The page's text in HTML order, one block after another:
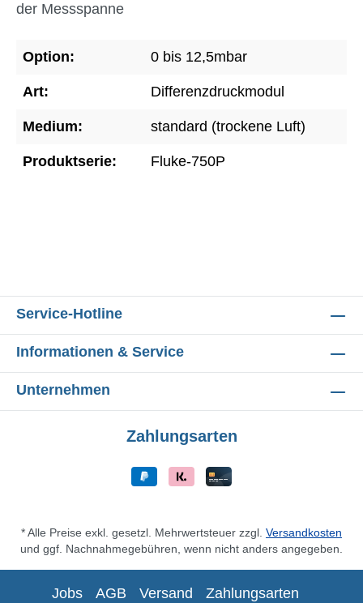
der Messspanne
Option: 0 bis 12,5mbar
Art: Differenzdruckmodul
Medium: standard (trockene Luft)
Produktserie: Fluke-750P
Service-Hotline
Informationen & Service
Unternehmen
Zahlungsarten
* Alle Preise exkl. gesetzl. Mehrwertsteuer zzgl. Versandkosten
und ggf. Nachnahmegebühren, wenn nicht anders angegeben.
Jobs AGB Versand Zahlungsarten